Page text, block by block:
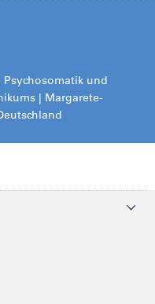
und
| Margarete-